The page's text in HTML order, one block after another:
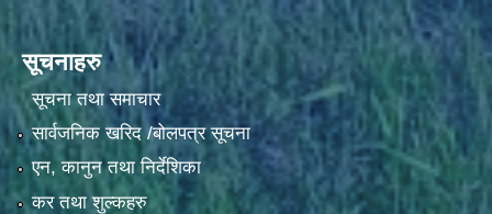
सूचनाहरु
सूचना तथा समाचार
सार्वजनिक खरिद /बोलपत्र सूचना
एन, कानुन तथा निर्देशिका
कर तथा शुल्कहरु